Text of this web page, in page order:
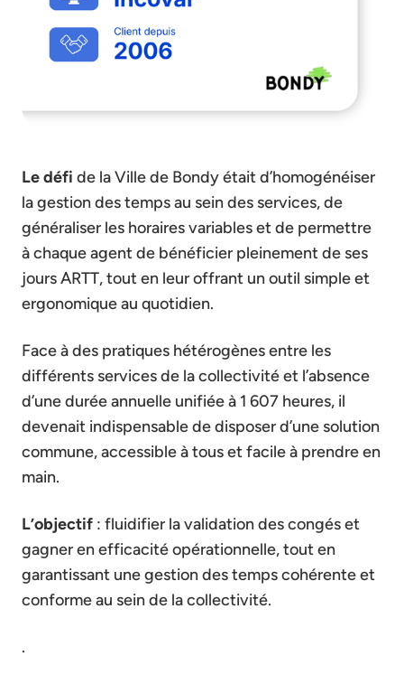
Le défi de la Ville de Bondy était d’homogénéiser
la gestion des temps au sein des services, de
généraliser les horaires variables et de permettre
à chaque agent de bénéficier pleinement de ses
jours ARTT, tout en leur offrant un outil simple et
ergonomique au quotidien.
Face à des pratiques hétérogènes entre les
différents services de la collectivité et l’absence
d’une durée annuelle unifiée à 1 607 heures, il
devenait indispensable de disposer d’une solution
commune, accessible à tous et facile à prendre en
main.
L’objectif : fluidifier la validation des congés et
gagner en efficacité opérationnelle, tout en
garantissant une gestion des temps cohérente et
conforme au sein de la collectivité.
.